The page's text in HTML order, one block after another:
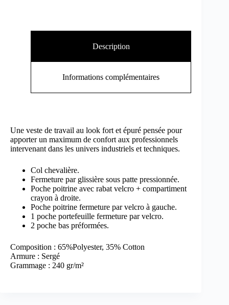
Description
Informations complémentaires
Une veste de travail au look fort et épuré pensée pour
apporter un maximum de confort aux professionnels
intervenant dans les univers industriels et techniques.
Col chevalière.
Fermeture par glissière sous patte pressionnée.
Poche poitrine avec rabat velcro + compartiment
crayon à droite.
Poche poitrine fermeture par velcro à gauche.
1 poche portefeuille fermeture par velcro.
2 poche bas préformées.
Composition : 65%Polyester, 35% Cotton
Armure : Sergé
Grammage : 240 gr/m²